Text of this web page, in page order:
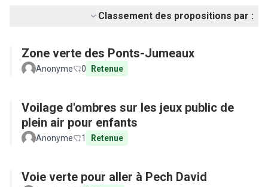
Classement des propositions par :
Zone verte des Ponts-Jumeaux
Anonyme 0 Retenue
Voilage d'ombres sur les jeux public de
plein air pour enfants
Anonyme 1 Retenue
Voie verte pour aller à Pech David